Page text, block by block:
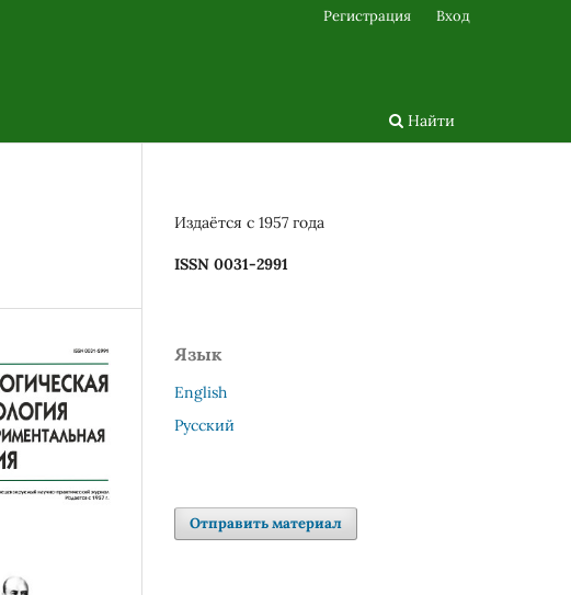
Найти
Регистрация Вход
Издаётся с 1957 года
ISSN 0031-2991
Язык
English
Русский
Отправить материал